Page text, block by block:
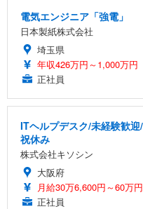
電気エンジニア「強電」
日本製紙株式会社
埼玉県
年収426万円～1,000万円
正社員
ITヘルプデスク/未経験歓
祝休み
株式会社キソシン
大阪府
月給30万6,600円～60万円
正社員